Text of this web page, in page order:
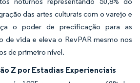
das artes culturais com o varejo e
o poder de precificação para as
de vida e eleva o RevPAR mesmo nos
de primeiro nível.
Z por Estadias Experienciais